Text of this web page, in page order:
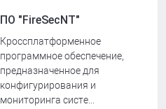
ПО "FireSecNT"
Кроссплатформенное
программное обеспечение,
предназначенное для
конфигурирования и
мониторинга систе...